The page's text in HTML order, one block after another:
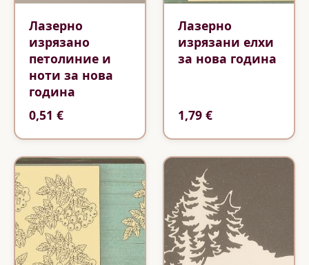
Лазерно
изрязано
петолиние и
ноти за нова
година
0,51 €
Лазерно
изрязани елхи
за нова година
1,79 €